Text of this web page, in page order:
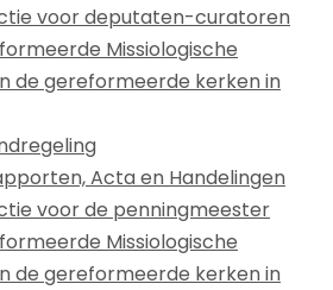
voor deputaten-curatoren
Missiologische
de gereformeerde kerken in
Acta en Handelingen
voor de penningmeester
Missiologische
de gereformeerde kerken in